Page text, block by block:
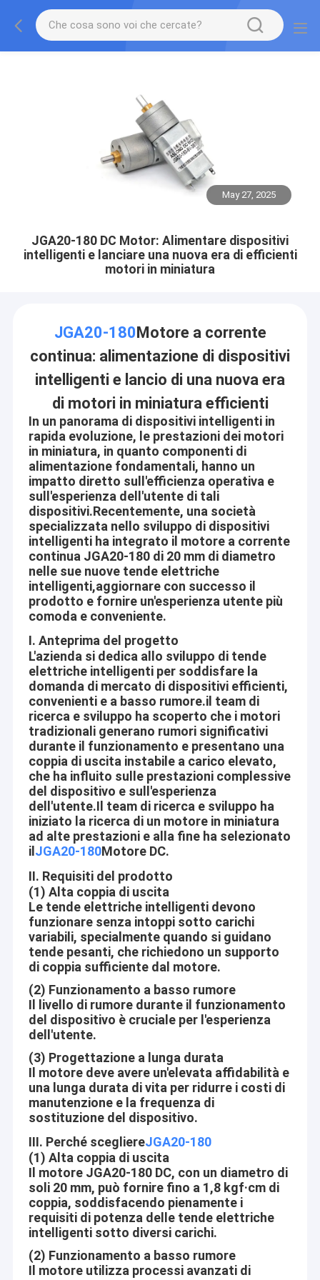
May 27, 2025
JGA20-180 DC Motor: Alimentare dispositivi
intelligenti e lanciare una nuova era di efficienti
motori in miniatura
JGA20-180 Motore a corrente
continua: alimentazione di dispositivi
intelligenti e lancio di una nuova era
di motori in miniatura efficienti
In un panorama di dispositivi intelligenti in
rapida evoluzione, le prestazioni dei motori
in miniatura, in quanto componenti di
alimentazione fondamentali, hanno un
impatto diretto sull'efficienza operativa e
sull'esperienza dell'utente di tali
dispositivi.Recentemente, una società
specializzata nello sviluppo di dispositivi
intelligenti ha integrato il motore a corrente
continua JGA20-180 di 20 mm di diametro
nelle sue nuove tende elettriche
intelligenti,aggiornare con successo il
prodotto e fornire un'esperienza utente più
comoda e conveniente.
I. Anteprima del progetto
L'azienda si dedica allo sviluppo di tende
elettriche intelligenti per soddisfare la
domanda di mercato di dispositivi efficienti,
convenienti e a basso rumore.il team di
ricerca e sviluppo ha scoperto che i motori
tradizionali generano rumori significativi
durante il funzionamento e presentano una
coppia di uscita instabile a carico elevato,
che ha influito sulle prestazioni complessive
del dispositivo e sull'esperienza
dell'utente.Il team di ricerca e sviluppo ha
iniziato la ricerca di un motore in miniatura
ad alte prestazioni e alla fine ha selezionato
il JGA20-180Motore DC.
II. Requisiti del prodotto
(1) Alta coppia di uscita
Le tende elettriche intelligenti devono
funzionare senza intoppi sotto carichi
variabili, specialmente quando si guidano
tende pesanti, che richiedono un supporto
di coppia sufficiente dal motore.
(2) Funzionamento a basso rumore
Il livello di rumore durante il funzionamento
del dispositivo è cruciale per l'esperienza
dell'utente.
(3) Progettazione a lunga durata
Il motore deve avere un'elevata affidabilità e
una lunga durata di vita per ridurre i costi di
manutenzione e la frequenza di
sostituzione del dispositivo.
III. Perché scegliereJGA20-180
(1) Alta coppia di uscita
Il motore JGA20-180 DC, con un diametro di
soli 20 mm, può fornire fino a 1,8 kgf·cm di
coppia, soddisfacendo pienamente i
requisiti di potenza delle tende elettriche
intelligenti sotto diversi carichi.
(2) Funzionamento a basso rumore
Il motore utilizza processi avanzati di